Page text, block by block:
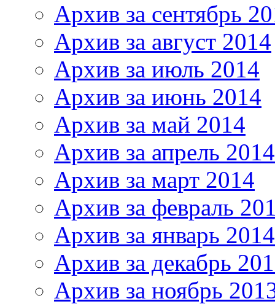
Архив за сентябрь
Архив за август 2014
Архив за июль 2014
Архив за июнь 2014
Архив за май 2014
Архив за апрель 2014
Архив за март 2014
Архив за февраль
Архив за январь 2014
Архив за декабрь
Архив за ноябрь